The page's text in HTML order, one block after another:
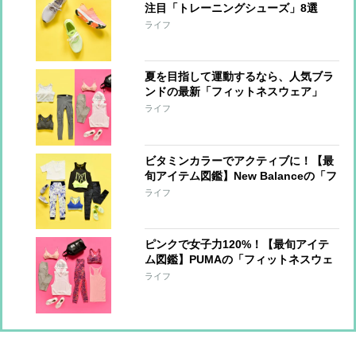
注目「トレーニングシューズ」8選
【最旬アイテム図鑑】
ライフ
夏を目指して運動するなら、人気ブラ
ンドの最新「フィットネスウェア」
で！【最旬アイテム図鑑】
ライフ
ビタミンカラーでアクティブに！【最
旬アイテム図鑑】New Balanceの「フ
ィットネスウェア」でモチベーション
ライフ
ピンクで女子力120%！【最旬アイテ
ム図鑑】PUMAの「フィットネスウェ
ア」でシェイプアップ
ライフ